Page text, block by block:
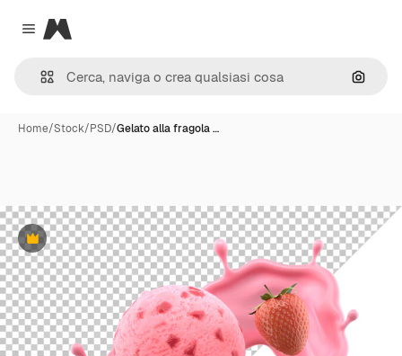
Close menu
Magnific
Cerca
Home/Stock/PSD/Gelato alla fragola …
Premium